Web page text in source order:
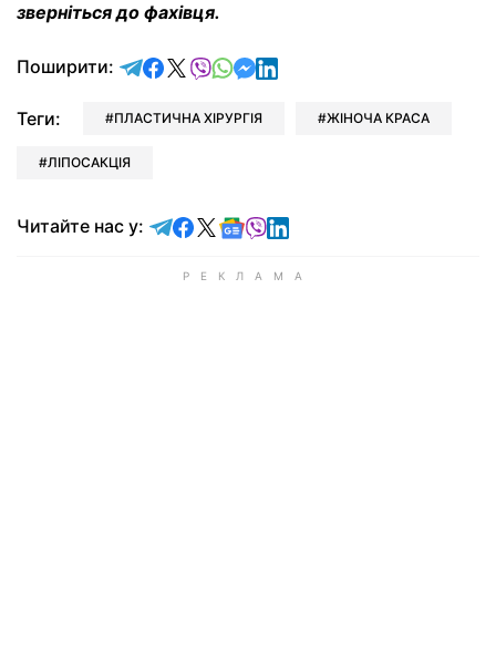
зверніться до фахівця.
Поширити: відправити у Telegram
поділитись у Facebook
поділитись у X
відправити у Viber
відправити у Whatsapp
відправити у Messenger
відправити у LinkedIn
Теги: ПЛАСТИЧНА ХІРУРГІЯ ЖІНОЧА КРАСА
ЛІПОСАКЦІЯ
Читайте нас у: Читайте у Telegram
Читайте у Facebook
Читайте у X
Читайте у Google news
Читайте у Viber
Читайте у LinkedIn